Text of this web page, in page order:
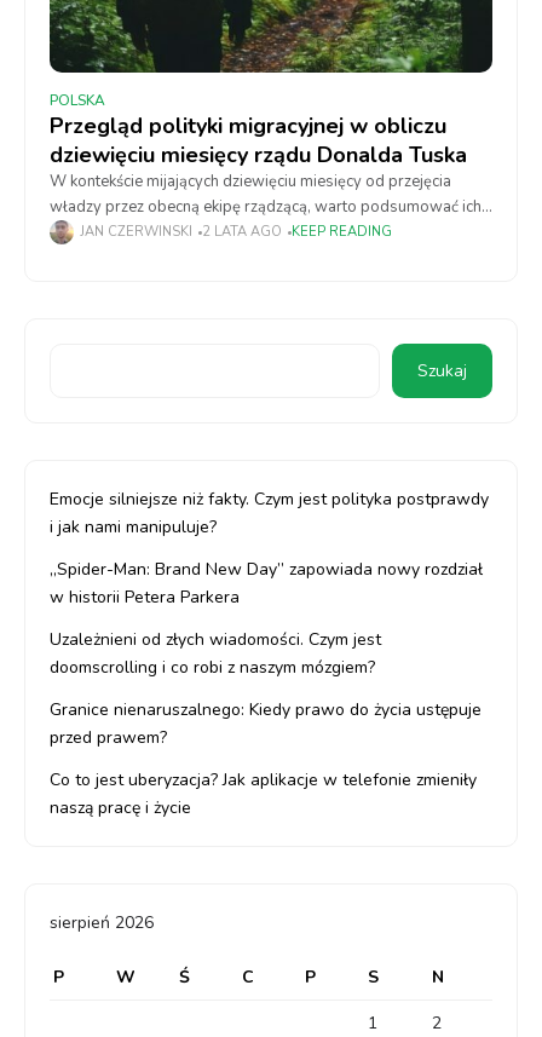
POLSKA
Przegląd polityki migracyjnej w obliczu
dziewięciu miesięcy rządu Donalda Tuska
W kontekście mijających dziewięciu miesięcy od przejęcia
władzy przez obecną ekipę rządzącą, warto podsumować ich
działania w zakresie polityki migracyjnej oraz azylowej.
JAN CZERWINSKI 2 LATA AGO KEEP READING
Szukaj
Emocje silniejsze niż fakty. Czym jest polityka postprawdy
i jak nami manipuluje?
„Spider-Man: Brand New Day” zapowiada nowy rozdział
w historii Petera Parkera
Uzależnieni od złych wiadomości. Czym jest
doomscrolling i co robi z naszym mózgiem?
Granice nienaruszalnego: Kiedy prawo do życia ustępuje
przed prawem?
Co to jest uberyzacja? Jak aplikacje w telefonie zmieniły
naszą pracę i życie
sierpień 2026
P W Ś C P S
N
1
2